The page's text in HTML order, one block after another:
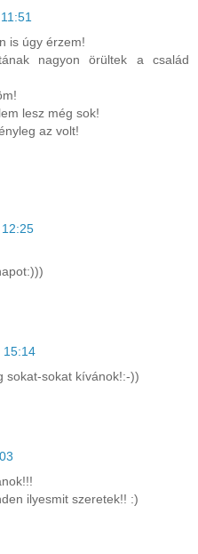
is úgy érzem!
nagyon örültek a család
lesz még sok!
az volt!
15:14
sokat-sokat kívánok!:-))
ilyesmit szeretek!! :)